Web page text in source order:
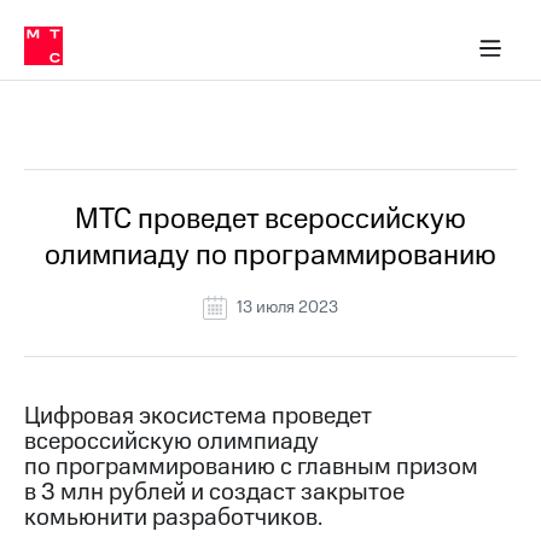
Медиа-центр
и акционерам
Устойчивое развитие
Комплаенс и деловая этика
компании
Карьера
История
компании
Руководство
Контакты
Медиа-центр
Пресс-
релизы
в МТС
Пресс-
релизы
о технологиях
МТС проведет всероссийскую
олимпиаду по программированию
13 июля 2023
Цифровая экосистема проведет
всероссийскую олимпиаду
по программированию с главным призом
в 3 млн рублей и создаст закрытое
комьюнити разработчиков.